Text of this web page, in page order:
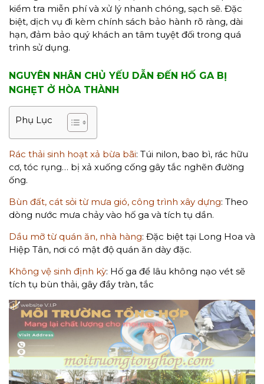
kiểm tra miễn phí và xử lý nhanh chóng, sạch sẽ. Đặc
biệt, dịch vụ đi kèm chính sách bảo hành rõ ràng, dài
hạn, đảm bảo quý khách an tâm tuyệt đối trong quá
trình sử dụng.
NGUYÊN NHÂN CHỦ YẾU DẪN ĐẾN HỐ GA BỊ
NGHẸT Ở HÒA THÀNH
Phụ Lục
Rác thải sinh hoạt xả bừa bãi: Túi nilon, bao bì, rác hữu
cơ, tóc rụng… bị xả xuống cống gây tắc nghẽn đường
ống.
Bùn đất, cát sỏi từ mưa gió, công trình xây dựng: Theo
dòng nước mưa chảy vào hố ga và tích tụ dần.
Dầu mỡ từ quán ăn, nhà hàng: Đặc biệt tại Long Hoa và
Hiệp Tân, nơi có mật độ quán ăn dày đặc.
Không vệ sinh định kỳ: Hố ga để lâu không nạo vét sẽ
tích tụ bùn thải, gây đầy tràn, tắc